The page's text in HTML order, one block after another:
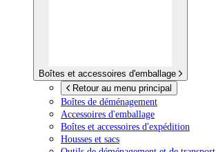
Boîtes et accessoires d'emballage
Retour au menu principal
Boîtes de déménagement
Accessoires d'emballage
Boîtes et accessoires d'expédition
Housses et sacs